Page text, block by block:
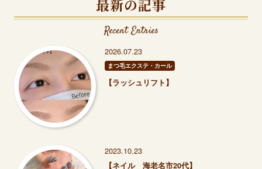
最新の記事
Recent Entries
2026.07.23
まつ毛エクステ・カール
【ラッシュリフト】
2023.10.23
【ネイル 海老名市20代】